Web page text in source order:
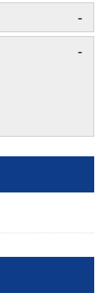
-
-